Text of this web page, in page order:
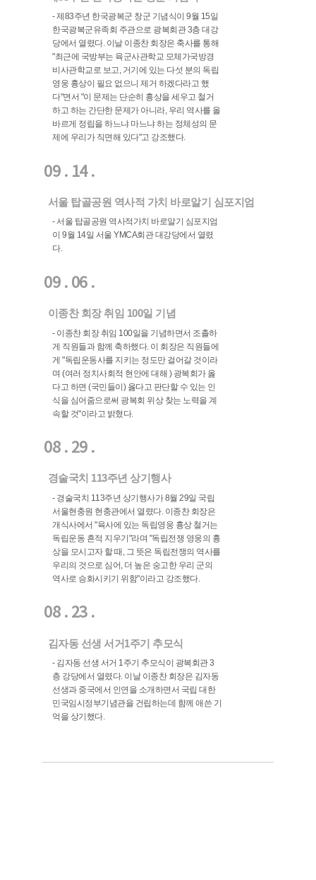
- 제83주년 한국광복군 창군 기념식이 9월 15일
한국광복군유족회 주관으로 광복회관 3층 대강
당에서 열렸다. 이날 이종찬 회장은 축사를 통해
"최근에 국방부는 육군사관학교 모체가국방경
비사관학교로 보고, 거기에 있는 다섯 분의 독립
영웅 흉상이 필요 없으니 제거 하겠다라고 했
다"면서 "이 문제는 단순히 흉상을 세우고 철거
하고 하는 간단한 문제가 아니라, 우리 역사를 올
바르게 정립을 하느냐 마느냐 하는 정체성의 문
제에 우리가 직면해 있다"고 강조했다.
09 . 14 .
서울 탑골공원 역사적 가치 바로알기 심포지엄
- 서울 탑골공원 역사적가치 바로알기 심포지엄
이 9월 14일 서울 YMCA회관 대강당에서 열렸
다.
09 . 06 .
이종찬 회장 취임 100일 기념
- 이종찬 회장 취임 100일을 기념하면서 조촐하
게 직원들과 함께 축하했다. 이 회장은 직원들에
게 "독립운동사를 지키는 정도만 걸어갈 것이라
며 (여러 정치사회적 현안에 대해 ) 광복회가 옳
다고 하면 (국민들이) 옳다고 판단할 수 있는 인
식을 심어줌으로써 광복회 위상 찾는 노력을 계
속할 것"이라고 밝혔다.
08 . 29 .
경술국치 113주년 상기행사
- 경술국치 113주년 상기행사가 8월 29일 국립
서울현충원 현충관에서 열렸다. 이종찬 회장은
개식사에서 "육사에 있는 독립영웅 흉상 철거는
독립운동 흔적 지우기"라며 "독립전쟁 영웅의 흉
상을 모시고자 할 때, 그 뜻은 독립전쟁의 역사를
우리의 것으로 심어, 더 높은 숭고한 우리 군의
역사로 승화시키기 위함"이라고 강조했다.
08 . 23 .
김자동 선생 서거1주기 추모식
- 김자동 선생 서거 1주기 추모식이 광복회관 3
층 강당에서 열렸다. 이날 이종찬 회장은 김자동
선생과 중국에서 인연을 소개하면서 국립 대한
민국임시정부기념관을 건립하는데 함께 애쓴 기
억을 상기했다.